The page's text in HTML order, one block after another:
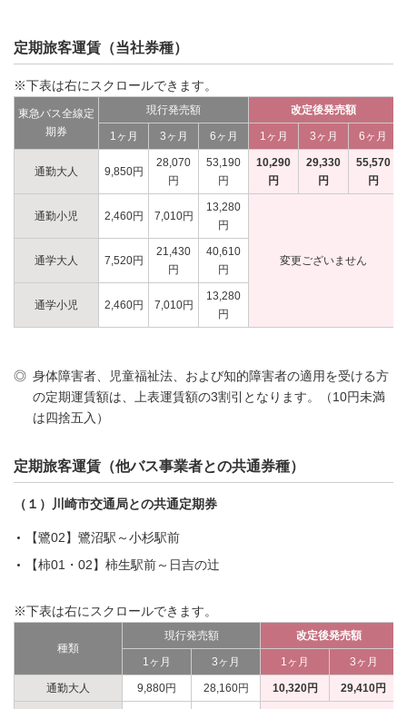
定期旅客運賃（当社券種）
※下表は右にスクロールできます。
東急バス全線定
期券
現行発売額 改定後発売額
1ヶ月 3ヶ月 6ヶ月 1ヶ月 3ヶ月 6ヶ月
通勤大人 9,850円
28,070
円
53,190
円
10,290
円
29,330
円
55,570
円
通勤小児 2,460円 7,010円
13,280
円
変更ございません
通学大人 7,520円
21,430
円
40,610
円
通学小児 2,460円 7,010円
13,280
円
◎ 身体障害者、児童福祉法、および知的障害者の適用を受ける方
の定期運賃額は、上表運賃額の3割引となります。（10円未満
は四捨五入）
定期旅客運賃（他バス事業者との共通券種）
（１）川崎市交通局との共通定期券
【鷺02】鷺沼駅～小杉駅前
【柿01・02】柿生駅前～日吉の辻
※下表は右にスクロールできます。
種類
現行発売額 改定後発売額
1ヶ月 3ヶ月 1ヶ月 3ヶ月
通勤大人 9,880円 28,160円 10,320円 29,410円